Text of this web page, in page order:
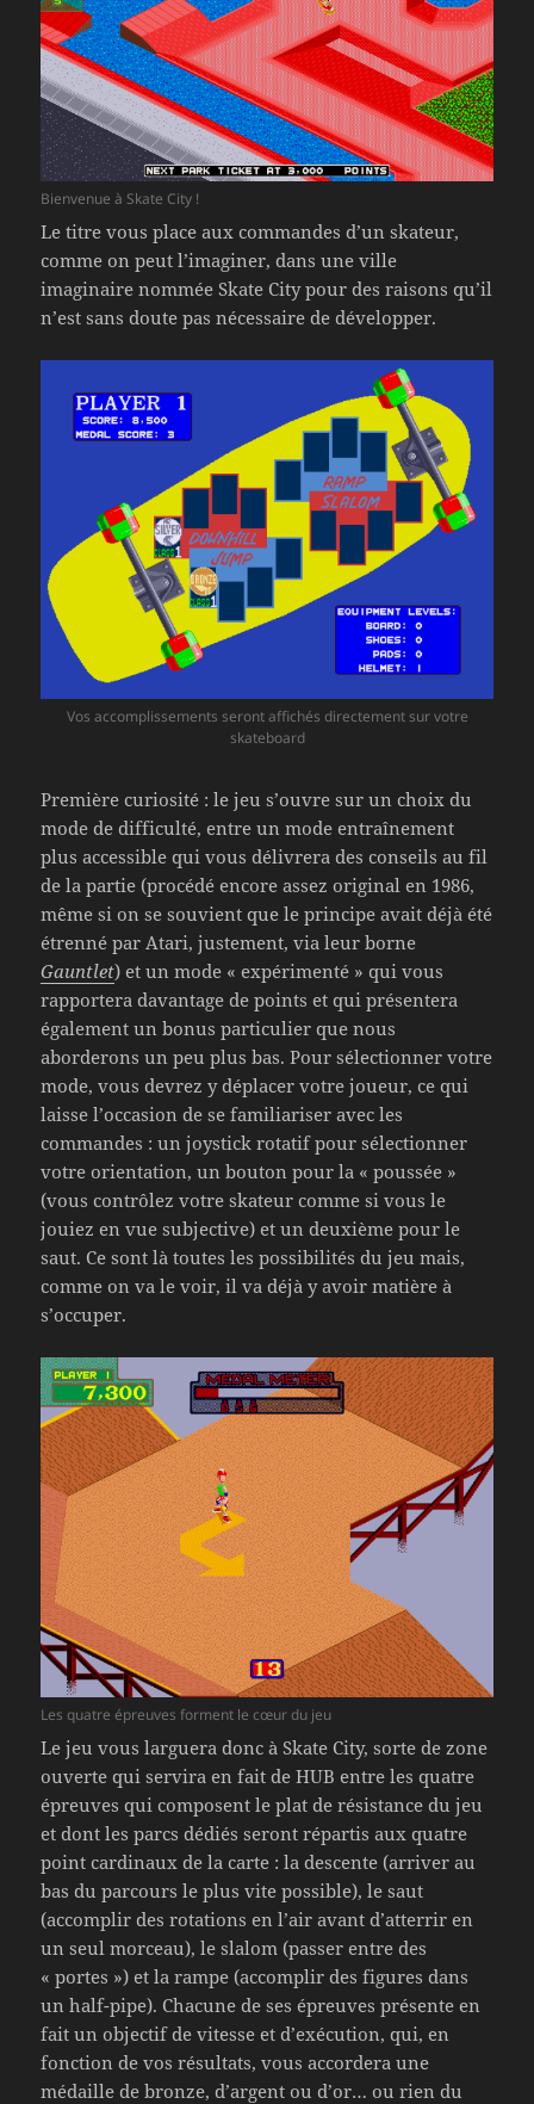
Bienvenue à Skate City !
Le titre vous place aux commandes d’un skateur,
comme on peut l’imaginer, dans une ville
imaginaire nommée Skate City pour des raisons qu’il
n’est sans doute pas nécessaire de développer.
Vos accomplissements seront affichés directement sur votre
skateboard
Première curiosité : le jeu s’ouvre sur un choix du
mode de difficulté, entre un mode entraînement
plus accessible qui vous délivrera des conseils au fil
de la partie (procédé encore assez original en 1986,
même si on se souvient que le principe avait déjà été
étrenné par Atari, justement, via leur borne
Gauntlet) et un mode « expérimenté » qui vous
rapportera davantage de points et qui présentera
également un bonus particulier que nous
aborderons un peu plus bas. Pour sélectionner votre
mode, vous devrez y déplacer votre joueur, ce qui
laisse l’occasion de se familiariser avec les
commandes : un joystick rotatif pour sélectionner
votre orientation, un bouton pour la « poussée »
(vous contrôlez votre skateur comme si vous le
jouiez en vue subjective) et un deuxième pour le
saut. Ce sont là toutes les possibilités du jeu mais,
comme on va le voir, il va déjà y avoir matière à
s’occuper.
Les quatre épreuves forment le cœur du jeu
Le jeu vous larguera donc à Skate City, sorte de zone
ouverte qui servira en fait de HUB entre les quatre
épreuves qui composent le plat de résistance du jeu
et dont les parcs dédiés seront répartis aux quatre
point cardinaux de la carte : la descente (arriver au
bas du parcours le plus vite possible), le saut
(accomplir des rotations en l’air avant d’atterrir en
un seul morceau), le slalom (passer entre des
« portes ») et la rampe (accomplir des figures dans
un half-pipe). Chacune de ses épreuves présente en
fait un objectif de vitesse et d’exécution, qui, en
fonction de vos résultats, vous accordera une
médaille de bronze, d’argent ou d’or… ou rien du